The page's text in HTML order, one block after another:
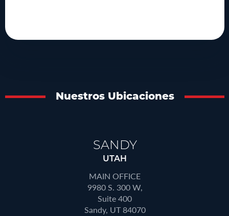
Nuestros Ubicaciones
SANDY
UTAH
MAIN OFFICE
9980 S. 300 W,
Suite 400
Sandy, UT 84070